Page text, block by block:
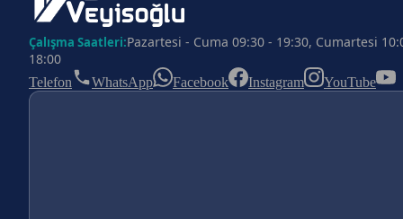
Çalışma Saatleri:Pazartesi - Cuma 09:30 - 19:30, Cumartesi
18:00
Telefon WhatsApp Facebook Instagram YouTube